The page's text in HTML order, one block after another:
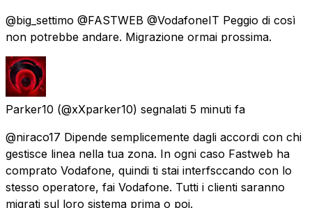
@big_settimo @FASTWEB @VodafoneIT Peggio di così
non potrebbe andare. Migrazione ormai prossima.
Parker10 (@xXparker10) segnalati 5 minuti fa
@niraco17 Dipende semplicemente dagli accordi con chi
gestisce linea nella tua zona. In ogni caso Fastweb ha
comprato Vodafone, quindi ti stai interfsccando con lo
stesso operatore, fai Vodafone. Tutti i clienti saranno
migrati sul loro sistema prima o poi.